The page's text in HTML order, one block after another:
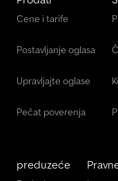
Cene i tarife
Postavljanje oglasa
Upravljajte oglase
Pečat poverenja
preduzeće